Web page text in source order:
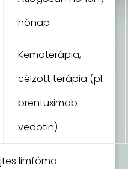
hónap
Kemoterápia,
célzott terápia (pl.
brentuximab
vedotin)
limfóma